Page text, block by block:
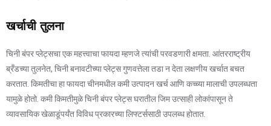
खर्चाची तुलना
चिनी बंपर प्लेट्सचा एक महत्त्वाचा फायदा म्हणजे त्यांची परवडणारी क्षमता. आंतरराष्ट्रीय
ब्रँडच्या तुलनेत, चिनी बनावटीच्या प्लेट्स गुणवत्तेला तडा न देता लक्षणीय खर्चात बचत
करतात. किमतीचा हा फायदा चीनमधील कमी उत्पादन खर्च आणि कच्च्या मालाची उपलब्धता
यामुळे होतो. कमी किमतीमुळे चिनी बंपर प्लेट्स घरातील जिम उत्साही लोकांपासून ते
व्यावसायिक खेळाडूंपर्यंत विविध प्रकारच्या लिफ्टर्ससाठी उपलब्ध होतात.